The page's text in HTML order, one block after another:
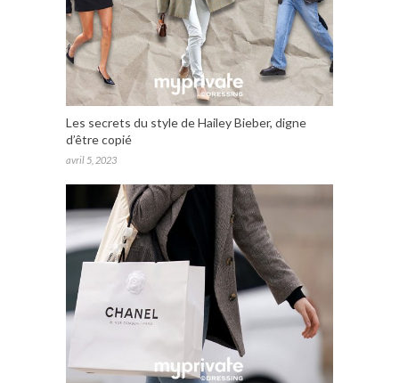
Les secrets du style de Hailey Bieber, digne
d’être copié
avril 5, 2023